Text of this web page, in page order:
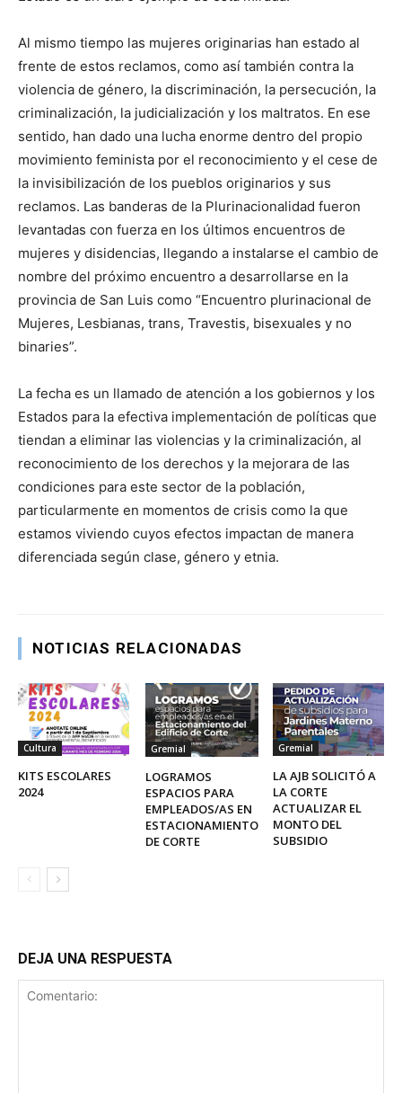
Al mismo tiempo las mujeres originarias han estado al
frente de estos reclamos, como así también contra la
violencia de género, la discriminación, la persecución, la
criminalización, la judicialización y los maltratos. En ese
sentido, han dado una lucha enorme dentro del propio
movimiento feminista por el reconocimiento y el cese de
la invisibilización de los pueblos originarios y sus
reclamos. Las banderas de la Plurinacionalidad fueron
levantadas con fuerza en los últimos encuentros de
mujeres y disidencias, llegando a instalarse el cambio de
nombre del próximo encuentro a desarrollarse en la
provincia de San Luis como “Encuentro plurinacional de
Mujeres, Lesbianas, trans, Travestis, bisexuales y no
binaries”.
La fecha es un llamado de atención a los gobiernos y los
Estados para la efectiva implementación de políticas que
tiendan a eliminar las violencias y la criminalización, al
reconocimiento de los derechos y la mejorara de las
condiciones para este sector de la población,
particularmente en momentos de crisis como la que
estamos viviendo cuyos efectos impactan de manera
diferenciada según clase, género y etnia.
NOTICIAS RELACIONADAS
Cultura
KITS ESCOLARES
2024
Gremial
LOGRAMOS
ESPACIOS PARA
EMPLEADOS/AS EN
ESTACIONAMIENTO
DE CORTE
Gremial
LA AJB SOLICITÓ A
LA CORTE
ACTUALIZAR EL
MONTO DEL
SUBSIDIO
DEJA UNA RESPUESTA